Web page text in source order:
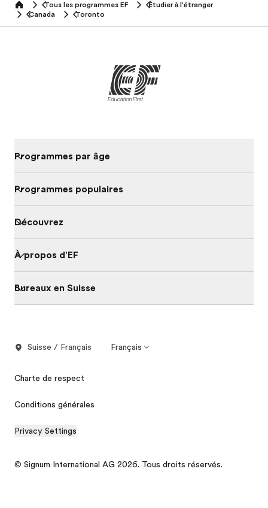
home Tous les programmes EF
Étudier à l'étranger
Canada
Toronto
Programmes par âge
Programmes populaires
Découvrez
À propos d'EF
Bureaux en Suisse
Suisse / Français Français
Charte de respect
Conditions générales
Privacy Settings
© Signum International AG 2026. Tous droits réservés.